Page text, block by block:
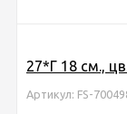
27*Г 18 см.,
Артикул: FS-